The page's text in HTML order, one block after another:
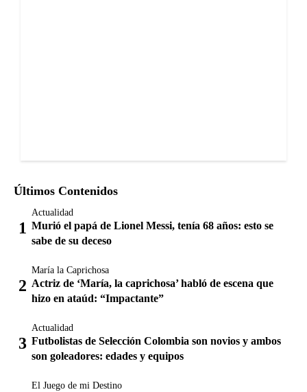
Últimos Contenidos
Actualidad
Murió el papá de Lionel Messi, tenía 68 años: esto se
sabe de su deceso
María la Caprichosa
Actriz de ‘María, la caprichosa’ habló de escena que
hizo en ataúd: “Impactante”
Actualidad
Futbolistas de Selección Colombia son novios y ambos
son goleadores: edades y equipos
El Juego de mi Destino